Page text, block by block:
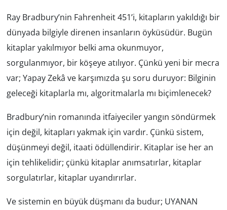
Ray Bradbury’nin Fahrenheit 451’i, kitapların yakıldığı bir
dünyada bilgiyle direnen insanların öyküsüdür. Bugün
kitaplar yakılmıyor belki ama okunmuyor,
sorgulanmıyor, bir köşeye atılıyor. Çünkü yeni bir mecra
var; Yapay Zekâ ve karşımızda şu soru duruyor: Bilginin
geleceği kitaplarla mı, algoritmalarla mı biçimlenecek?
Bradbury’nin romanında itfaiyeciler yangın söndürmek
için değil, kitapları yakmak için vardır. Çünkü sistem,
düşünmeyi değil, itaati ödüllendirir. Kitaplar ise her an
için tehlikelidir; çünkü kitaplar anımsatırlar, kitaplar
sorgulatırlar, kitaplar uyandırırlar.
Ve sistemin en büyük düşmanı da budur; UYANAN
HABERDE İNSAN
KÜLTÜR SANAT
MAGAZİN
POLİTİKA
RESMİ İLANLAR
SAĞLIK
SİYASET
SPOR